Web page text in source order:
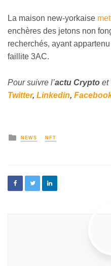
La maison new-yorkaise
enchères des jetons non
recherchés, ayant
faillite 3AC.
Pour suivre l’actu Crypto et
Twitter, Linkedin,
NEWS NFT